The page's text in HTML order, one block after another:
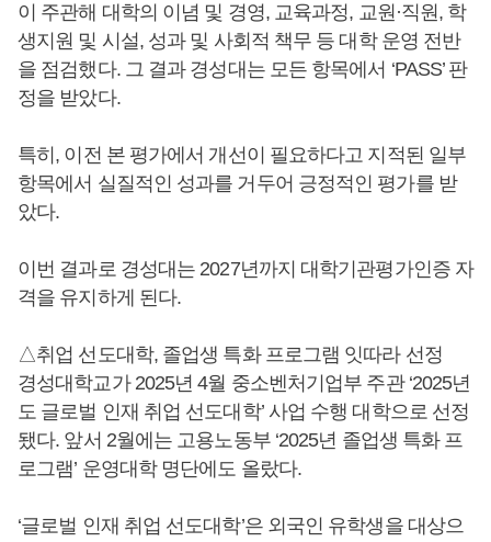
이 주관해 대학의 이념 및 경영, 교육과정, 교원·직원, 학
생지원 및 시설, 성과 및 사회적 책무 등 대학 운영 전반
을 점검했다. 그 결과 경성대는 모든 항목에서 ‘PASS’ 판
정을 받았다.
특히, 이전 본 평가에서 개선이 필요하다고 지적된 일부
항목에서 실질적인 성과를 거두어 긍정적인 평가를 받
았다.
이번 결과로 경성대는 2027년까지 대학기관평가인증 자
격을 유지하게 된다.
△취업 선도대학, 졸업생 특화 프로그램 잇따라 선정
경성대학교가 2025년 4월 중소벤처기업부 주관 ‘2025년
도 글로벌 인재 취업 선도대학’ 사업 수행 대학으로 선정
됐다. 앞서 2월에는 고용노동부 ‘2025년 졸업생 특화 프
로그램’ 운영대학 명단에도 올랐다.
‘글로벌 인재 취업 선도대학’은 외국인 유학생을 대상으